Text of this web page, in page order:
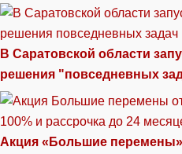
В Саратовской области
решения "повседневных
Акция «Большие